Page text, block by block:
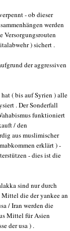
- ob dieser
werden
Versorgungsrouten
) sichert .
der aggressiven
( bis auf Syrien ) alle
. Der Sonderfall
funktioniert
/ den
aus muslimischer
erklärt ) -
- dies ist die
sind nur durch
die der yankee an
/ Iran werden die
Mittel für Asien
der usa ) .